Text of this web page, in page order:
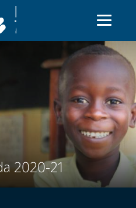
2020-21